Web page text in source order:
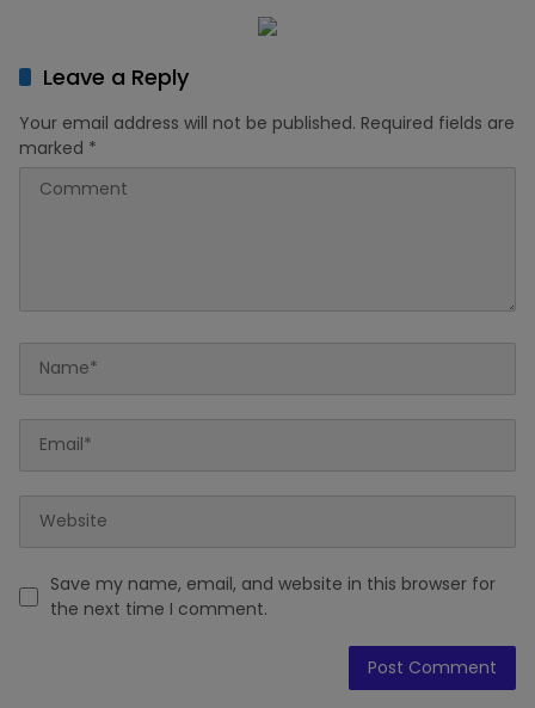
Leave a Reply
Your email address will not be published. Required fields are
marked *
Save my name, email, and website in this browser for
the next time I comment.